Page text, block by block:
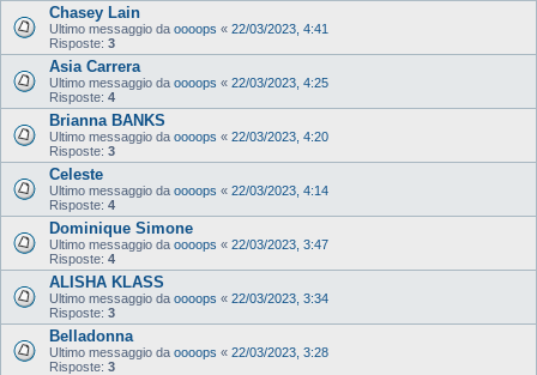
Chasey Lain
Ultimo messaggio da oooops « 22/03/2023, 4:41
Risposte: 3
Asia Carrera
Ultimo messaggio da oooops « 22/03/2023, 4:25
Risposte: 4
Brianna BANKS
Ultimo messaggio da oooops « 22/03/2023, 4:20
Risposte: 3
Celeste
Ultimo messaggio da oooops « 22/03/2023, 4:14
Risposte: 4
Dominique Simone
Ultimo messaggio da oooops « 22/03/2023, 3:47
Risposte: 4
ALISHA KLASS
Ultimo messaggio da oooops « 22/03/2023, 3:34
Risposte: 3
Belladonna
Ultimo messaggio da oooops « 22/03/2023, 3:28
Risposte: 3